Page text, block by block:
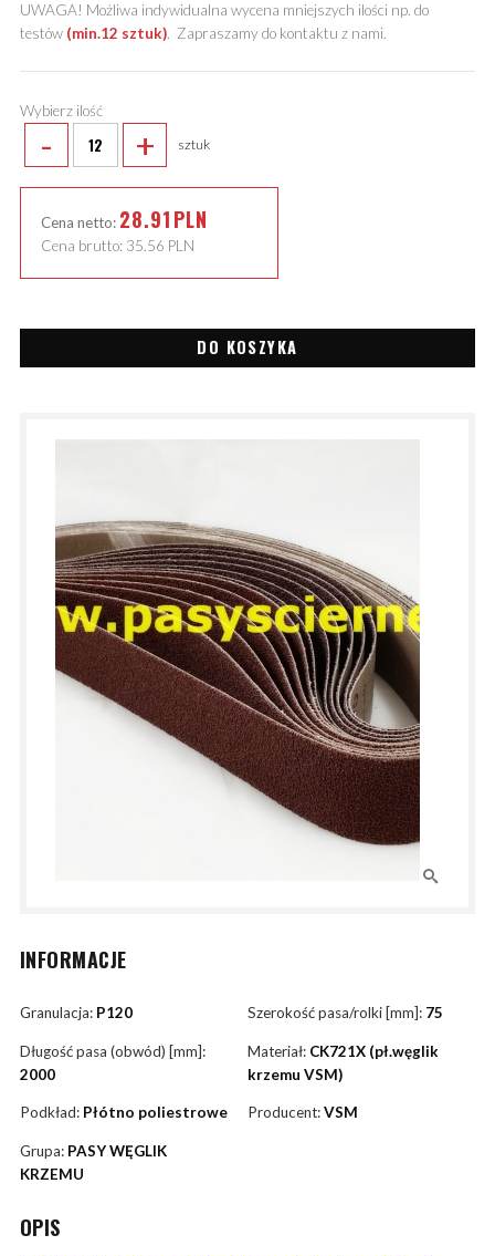
UWAGA! Możliwa indywidualna wycena mniejszych ilości np. do
testów (min.12 sztuk). Zapraszamy do kontaktu z nami.
Wybierz ilość
- + sztuk
Cena netto: 28.91PLN
Cena brutto: 35.56 PLN
DO KOSZYKA
INFORMACJE
Granulacja: P120 Szerokość pasa/rolki [mm]: 75
Długość pasa (obwód) [mm]:
2000
Materiał: CK721X (pł.węglik
krzemu VSM)
Podkład: Płótno poliestrowe Producent:VSM
Grupa: PASY WĘGLIK
KRZEMU
OPIS